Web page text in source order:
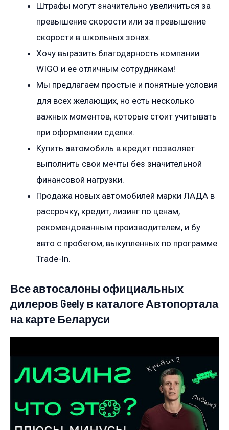
Штрафы могут значительно увеличиться за
превышение скорости или за превышение
скорости в школьных зонах.
Хочу выразить благодарность компании
WIGO и ее отличным сотрудникам!
Мы предлагаем простые и понятные условия
для всех желающих, но есть несколько
важных моментов, которые стоит учитывать
при оформлении сделки.
Купить автомобиль в кредит позволяет
выполнить свои мечты без значительной
финансовой нагрузки.
Продажа новых автомобилей марки ЛАДА в
рассрочку, кредит, лизинг по ценам,
рекомендованным производителем, и бу
авто с пробегом, выкупленных по программе
Trade-In.
Все автосалоны официальных
дилеров Geely в каталоге Автопортала
на карте Беларуси